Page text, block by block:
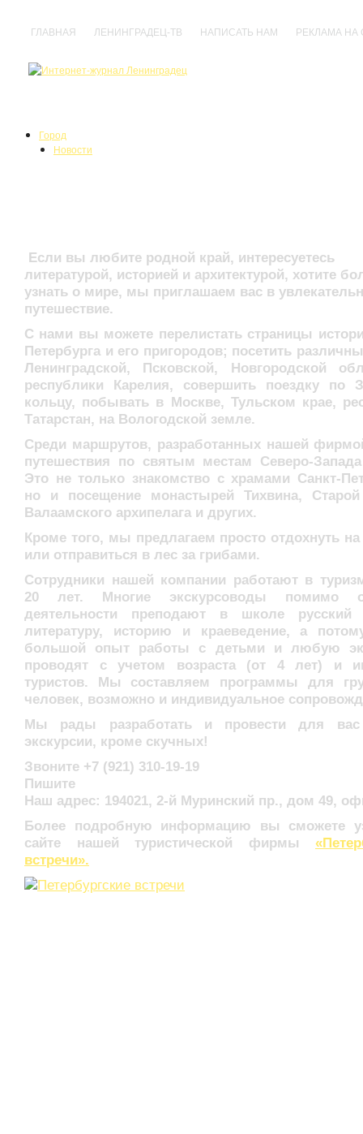
ГЛАВНАЯ ЛЕНИНГРАДЕЦ-ТВ НАПИСАТЬ НАМ РЕКЛАМА НА
Город
Новости
Кино
Концерты
Праздники
Спектакли
Прочее
Спорт
Авто
Футбол
Баскетбол
Хоккей
Разное
Прогулки по Петербургу
Петербург
Пригороды
Петергоф
Пушкин
Путешествия
Рыбинск
Европа
Турция
Финляндия
Чехия
Блог
Реклама
вход
Если вы любите родной край, интересуетесь
литературой, историей и архитектурой, хотите
узнать о мире, мы приглашаем вас в
путешествие.
С нами вы можете перелистать страницы
Петербурга и его пригородов; посетить
Ленинградской, Псковской, Новгородской
республики Карелия, совершить поездку по
кольцу, побывать в Москве, Тульском крае,
Татарстан, на Вологодской земле.
Среди маршрутов, разработанных нашей
путешествия по святым местам Северо-
Это не только знакомство с храмами Санкт-
но и посещение монастырей Тихвина,
Валаамского архипелага и других.
Кроме того, мы предлагаем просто отдохнуть
или отправиться в лес за грибами.
Сотрудники нашей компании работают в
20 лет. Многие экскурсоводы помимо
деятельности преподают в школе
литературу, историю и краеведение, а
большой опыт работы с детьми и любую
проводят с учетом возраста (от 4 лет) и
туристов. Мы составляем программы для
человек, возможно и индивидуальное
Мы рады разработать и провести для
экскурсии, кроме скучных!
Звоните +7 (921) 310-19-19
Пишите
Наш адрес: 194021, 2-й Муринский пр., дом 49,
Более подробную информацию вы сможете
сайте нашей туристической фирмы
встречи».